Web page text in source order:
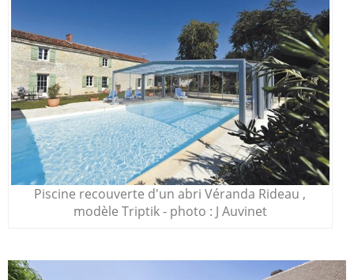
Piscine recouverte d'un abri Véranda Rideau ,
modèle Triptik - photo : J Auvinet